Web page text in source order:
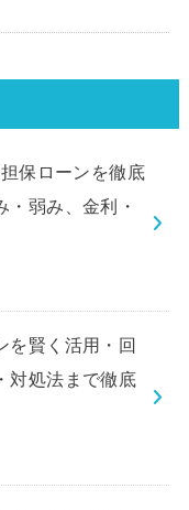
保ローンを徹底
・弱み、金利・
を賢く活用・回
対処法まで徹底